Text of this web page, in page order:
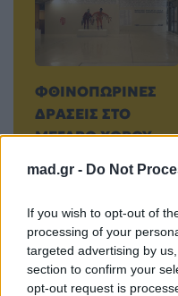
mad.gr - Do Not
If you wish to opt-out of
processing of your
targeted advertising by
section to confirm your
opt-out request is
ΦΘΙΝΟΠΩΡΙΝΕΣ
ΔΡΑΣΕΙΣ ΣΤΟ
ΜΕΓΑΡΟ ΧΟΡΟΥ –
ΦΕΣΤΙΒΑΛ ΧΟΡΟΥ
20.10.2025